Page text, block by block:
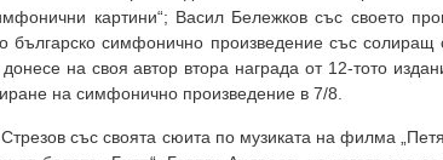
картини“; Васил Бележков със своето
българско симфонично произведение със солиращ
донесе на своя автор втора награда от 12-тото
на симфонично произведение в 7/8
Стрезов със своята сюита по музиката на филма